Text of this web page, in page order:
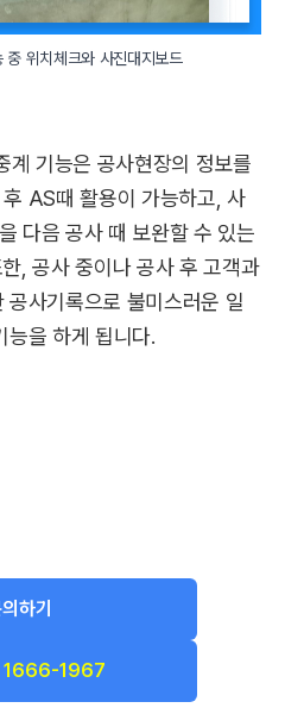
중 위치체크와 사진대지보드
계 기능은 공사현장의 정보를
AS때 활용이 가능하고, 사
다음 공사 때 보완할 수 있는
, 공사 중이나 공사 후 고객과
사기록으로 불미스러운 일
능을 하게 됩니다.
하기
1666-1967